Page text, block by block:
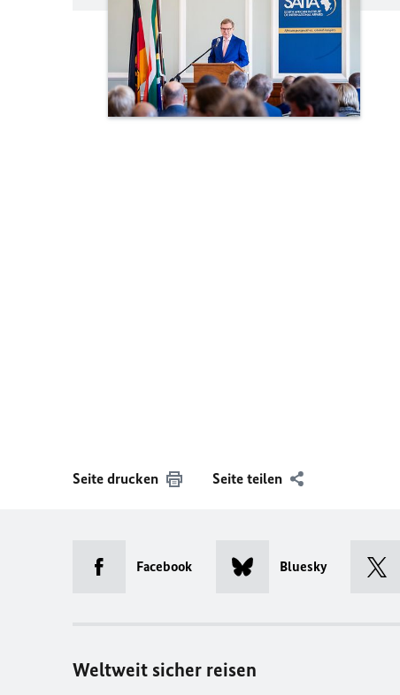
Seite drucken Seite teilen
Facebook Bluesky
Weltweit sicher reisen